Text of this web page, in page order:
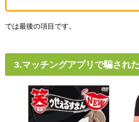
では最後の項目です。
3.マッチングアプリで騙され